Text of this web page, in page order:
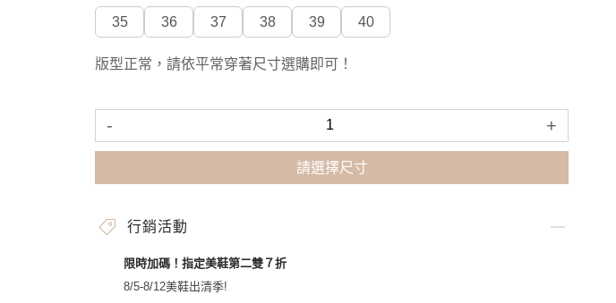
35 36 37 38 39 40
版型正常，請依平常穿著尺寸選購即可！
- +
請選擇尺寸
行銷活動
限時加碼！指定美鞋第二雙７折
8/5-8/12美鞋出清季!